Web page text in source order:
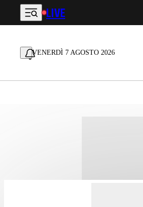
Vai al contenuto principale
LIVE
VENERDÌ 7 AGOSTO 2026